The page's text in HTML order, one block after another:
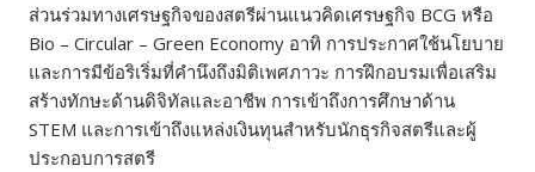
ส่วนร่วมทางเศรษฐกิจของสตรีผ่านแนวคิดเศรษฐกิจ BCG หรือ
Bio – Circular – Green Economy อาทิ การประกาศใช้นโยบาย
และการมีข้อริเริ่มที่คำนึงถึงมิติเพศภาวะ การฝึกอบรมเพื่อเสริม
สร้างทักษะด้านดิจิทัลและอาชีพ การเข้าถึงการศึกษาด้าน
STEM และการเข้าถึงแหล่งเงินทุนสำหรับนักธุรกิจสตรีและผู้
ประกอบการสตรี